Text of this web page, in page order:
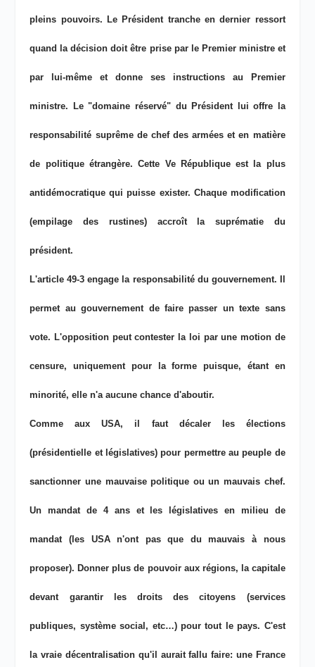
pleins pouvoirs. Le Président tranche en dernier ressort
quand la décision doit être prise par le Premier ministre et
par lui-même et donne ses instructions au Premier
ministre. Le "domaine réservé" du Président lui offre la
responsabilité suprême de chef des armées et en matière
de politique étrangère. Cette Ve République est la plus
antidémocratique qui puisse exister. Chaque modification
(empilage des rustines) accroît la suprématie du
président.
L'article 49-3 engage la responsabilité du gouvernement. Il
permet au gouvernement de faire passer un texte sans
vote. L'opposition peut contester la loi par une motion de
censure, uniquement pour la forme puisque, étant en
minorité, elle n'a aucune chance d'aboutir.
Comme aux USA, il faut décaler les élections
(présidentielle et législatives) pour permettre au peuple de
sanctionner une mauvaise politique ou un mauvais chef.
Un mandat de 4 ans et les législatives en milieu de
mandat (les USA n'ont pas que du mauvais à nous
proposer). Donner plus de pouvoir aux régions, la capitale
devant garantir les droits des citoyens (services
publiques, système social, etc…) pour tout le pays. C'est
la vraie décentralisation qu'il aurait fallu faire: une France